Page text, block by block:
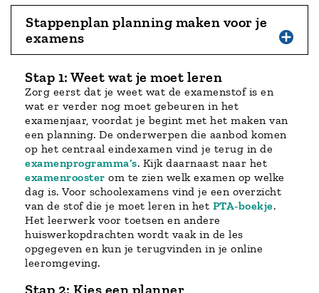
Stappenplan planning maken voor je
examens
Stap 1: Weet wat je moet leren
Zorg eerst dat je weet wat de examenstof is en
wat er verder nog moet gebeuren in het
examenjaar, voordat je begint met het maken van
een planning. De onderwerpen die aanbod komen
op het centraal eindexamen vind je terug in de
examenprogramma’s. Kijk daarnaast naar het
examenrooster om te zien welk examen op welke
dag is. Voor schoolexamens vind je een overzicht
van de stof die je moet leren in het PTA-boekje.
Het leerwerk voor toetsen en andere
huiswerkopdrachten wordt vaak in de les
opgegeven en kun je terugvinden in je online
leeromgeving.